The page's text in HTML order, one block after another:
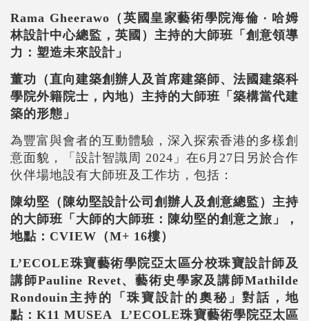
Rama Gheerawo （英國皇家藝術學院海倫 ∙ 哈姆
林設計中心總監，英國）主持的大師班「創意領導
力：塑造未來設計」
董功（直向建築創辦人及首席建築師、法國建築科
學院外籍院士，內地）主持的大師班「築構當代建
築的形態」
為豐富與會者的互動體驗，深入探索香港的多樣創
意面貌，「設計智識周 2024 」在6 月 27 日另於合作
伙伴場地設有大師班及工作坊，包括：
陳幼堅（陳幼堅設計公司創辦人及創意總監）主持
的大師班「大師的大師班：陳幼堅的創意之旅」，
地點： CVIEW （M+ 16樓）
L’ECOLE珠寶藝術學院亞太區分校珠寶設計師及
講師Pauline Revet、藝術史學家及講師Mathilde
Rondouin主持的「珠寶設計的奧秘」對話，地
點：K11 MUSEA L’ECOLE珠寶藝術學院亞太區